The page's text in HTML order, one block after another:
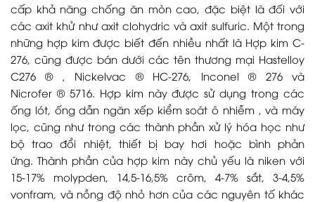
cấp khả năng chống ăn mòn cao, đặc biệt là đối với
các axit khử như axit clohydric và axit sulfuric. Một trong
những hợp kim được biết đến nhiều nhất là Hợp kim C-
276, cũng được bán dưới các tên thương mại Hastelloy
C276 ® , Nickelvac ® HC-276, Inconel ® 276 và
Nicrofer ® 5716. Hợp kim này được sử dụng trong các
ống lót, ống dẫn ngăn xếp kiểm soát ô nhiễm , và máy
lọc, cũng như trong các thành phần xử lý hóa học như
bộ trao đổi nhiệt, thiết bị bay hơi hoặc bình phản
ứng. Thành phần của hợp kim này chủ yếu là niken với
15-17% molypden, 14,5-16,5% crôm, 4-7% sắt, 3-4,5%
vonfram, và nồng độ nhỏ hơn của các nguyên tố khác